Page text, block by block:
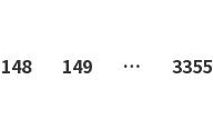
148 149 … 3355